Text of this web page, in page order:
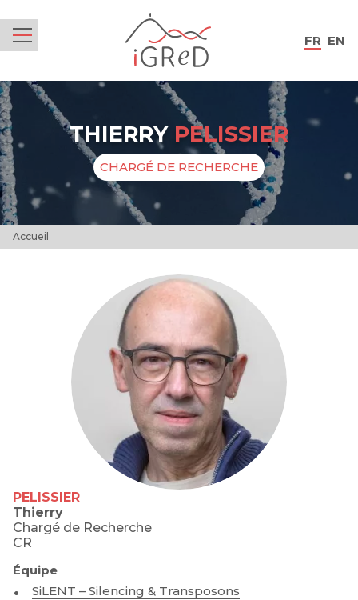
FR EN
THIERRY PELISSIER
CHARGÉ DE RECHERCHE
Accueil
PELISSIER
Thierry
Chargé de Recherche
CR
Équipe
SiLENT – Silencing & Transposons